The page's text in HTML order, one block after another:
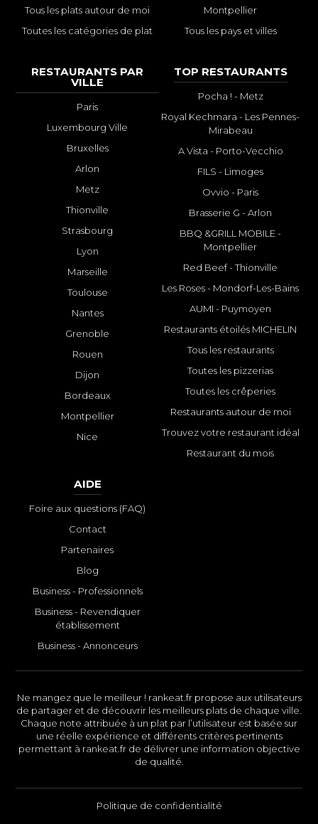
Tous les plats autour de moi
Toutes les catégories de plat
Montpellier
Tous les pays et villes
RESTAURANTS PAR
VILLE
Paris
Luxembourg Ville
Bruxelles
Arlon
Metz
Thionville
Strasbourg
Lyon
Marseille
Toulouse
Nantes
Grenoble
Rouen
Dijon
Bordeaux
Montpellier
Nice
TOP RESTAURANTS
Pocha ! - Metz
Royal Kechmara - Les Pennes-
Mirabeau
A Vista - Porto-Vecchio
FILS - Limoges
Ovvio - Paris
Brasserie G - Arlon
BBQ &GRILL MOBILE -
Montpellier
Red Beef - Thionville
Les Roses - Mondorf-Les-Bains
AUMI - Puymoyen
Restaurants étoilés MICHELIN
Tous les restaurants
Toutes les pizzerias
Toutes les crêperies
Restaurants autour de moi
Trouvez votre restaurant idéal
Restaurant du mois
AIDE
Foire aux questions (FAQ)
Contact
Partenaires
Blog
Business - Professionnels
Business - Revendiquer
établissement
Business - Annonceurs
Ne mangez que le meilleur ! rankeat.fr propose aux utilisateurs
de partager et de découvrir les meilleurs plats de chaque ville.
Chaque note attribuée à un plat par l’utilisateur est basée sur
une réelle expérience et différents critères pertinents
permettant à rankeat.fr de délivrer une information objective
de qualité.
Politique de confidentialité